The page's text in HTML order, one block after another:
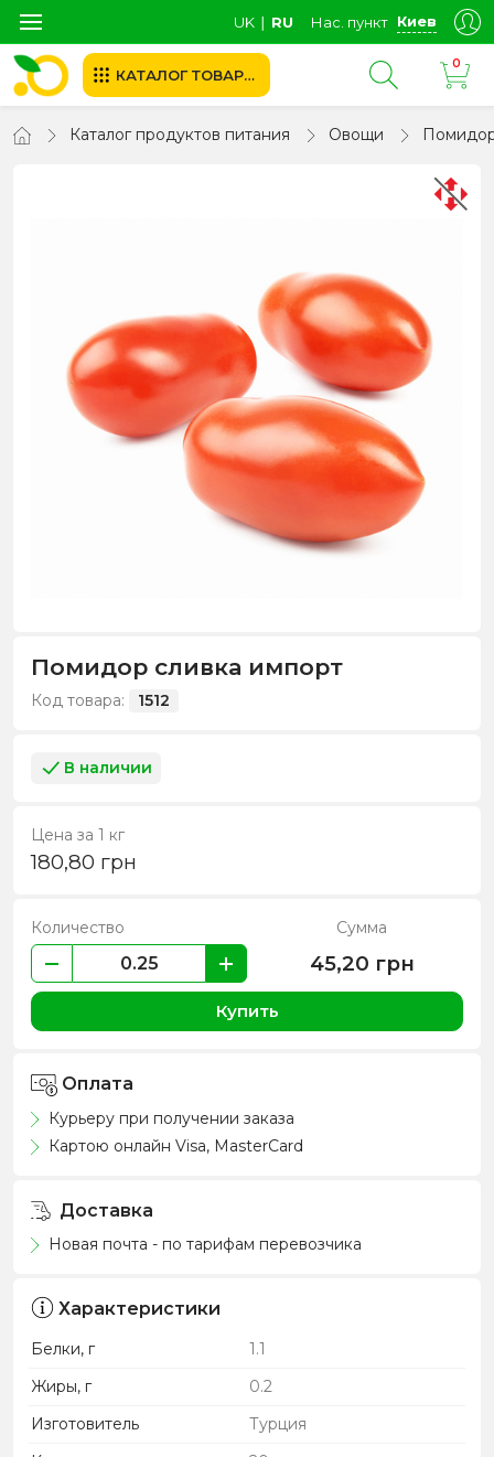
UK ∣ RU Нас. пункт Киев
КАТАЛОГ ТОВАРОВ
0
Каталог продуктов питания Овощи
Помидор сливка импорт
Код товара: 1512
В наличии
Цена за 1 кг
180,80 грн
Количество Сумма
45,20 грн
Купить
Оплата
Курьеру при получении заказа
Картою онлайн Visa, MasterCard
Доставка
Новая почта - по тарифам перевозчика
Характеристики
Белки, г
1.1
Жиры, г
0.2
Изготовитель
Турция